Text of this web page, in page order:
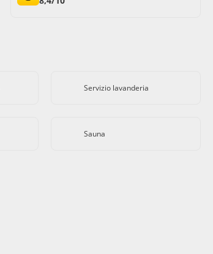
Servizio lavanderia
Sauna